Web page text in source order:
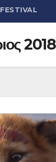
FESTIVAL
2018